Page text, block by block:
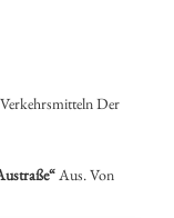
Der
Aus. Von